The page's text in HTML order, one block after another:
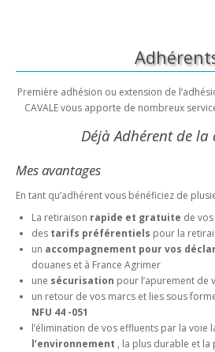
Première adhésion ou extension de
CAVALE vous apporte de nombreux
Déjà Adhérent de
Mes avantages
En tant qu’adhérent vous bénéficiez de
La retiraison rapide et gratuite de
des tarifs préférentiels pour la
un accompagnement pour vos
douanes et à France Agrimer
une sécurisation pour l’apurement de
un retour de vos marcs et lies sous
NFU 44 -051
l’élimination de vos effluents par la voie
l’environnement , la plus durable et